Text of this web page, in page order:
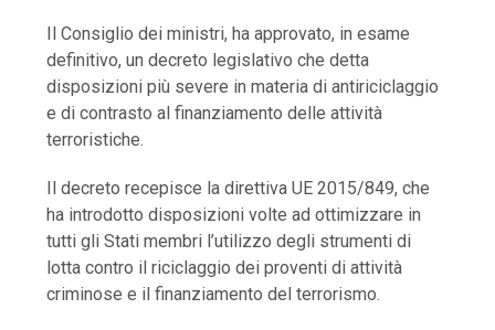
Il Consiglio dei ministri, ha approvato, in esame
definitivo, un decreto legislativo che detta
disposizioni più severe in materia di antiriciclaggio
e di contrasto al finanziamento delle attività
terroristiche.
Il decreto recepisce la direttiva UE 2015/849, che
ha introdotto disposizioni volte ad ottimizzare in
tutti gli Stati membri l’utilizzo degli strumenti di
lotta contro il riciclaggio dei proventi di attività
criminose e il finanziamento del terrorismo.